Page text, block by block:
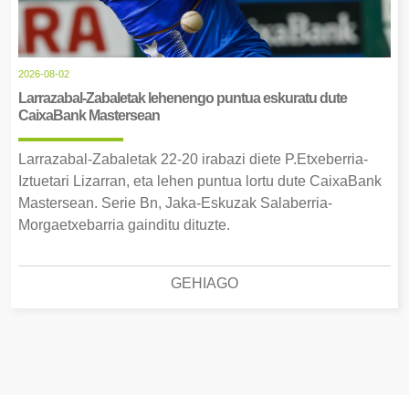
2026-08-02
Larrazabal-Zabaletak lehenengo puntua eskuratu dute
CaixaBank Mastersean
Larrazabal-Zabaletak 22-20 irabazi diete P.Etxeberria-
Iztuetari Lizarran, eta lehen puntua lortu dute CaixaBank
Mastersean. Serie Bn, Jaka-Eskuzak Salaberria-
Morgaetxebarria gainditu dituzte.
GEHIAGO